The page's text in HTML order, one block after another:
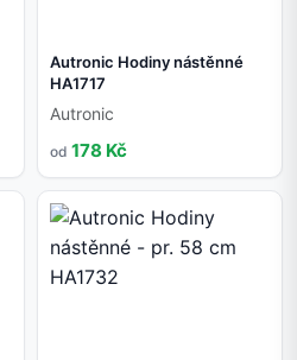
Autronic Hodiny nástěnné
HA1717
Autronic
od 178 Kč